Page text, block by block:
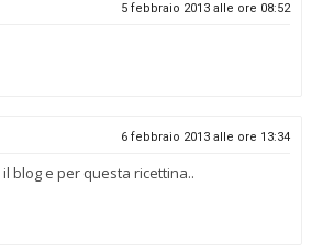
5 febbraio 2013 alle ore 08:52
6 febbraio 2013 alle ore 13:34
blog e per questa ricettina..